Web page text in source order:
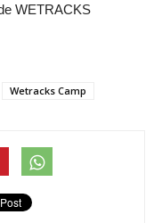
WETRACKS
Wetracks Camp